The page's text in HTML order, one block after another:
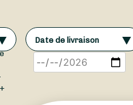
Date de livraison